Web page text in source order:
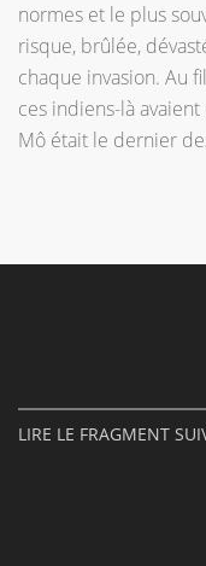
normes et le plus
risque, brûlée,
chaque invasion. Au
ces indiens-là
Mô était le dernier
LIRE LE FRAGMENT